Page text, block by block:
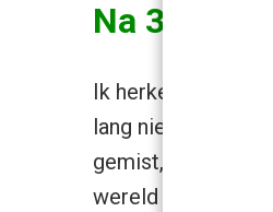
Na 30
Ik herken dus wat
lang
gemist, is ook
wereld is gebeurd,